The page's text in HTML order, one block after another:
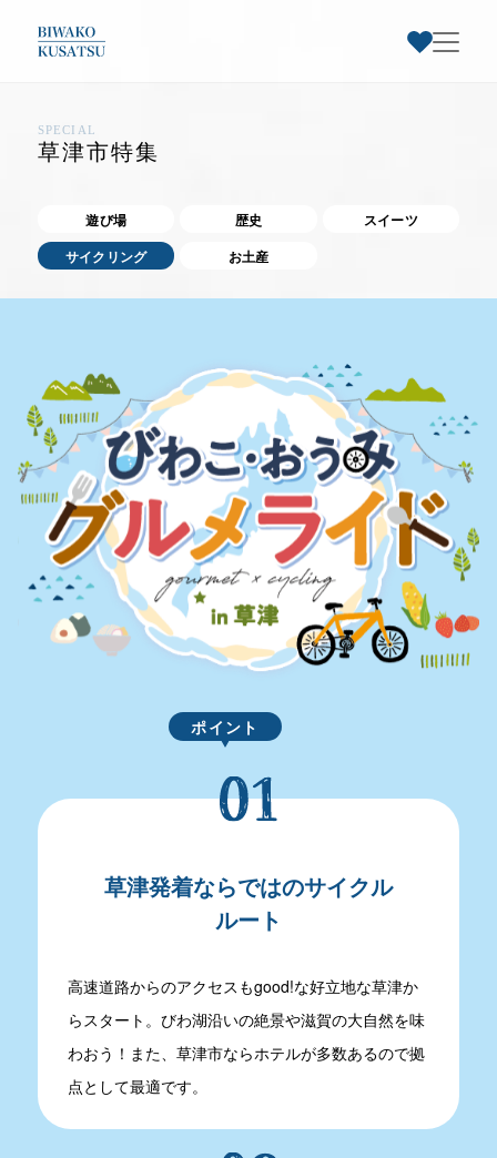
SPECIAL
草津市特集
遊び場 歴史
スイーツ
サイクリング
お土産
ポイント
草津発着ならではのサイクル
ルート
高速道路からのアクセスもgood!な好立地な草津か
らスタート。びわ湖沿いの絶景や滋賀の大自然を味
わおう！また、草津市ならホテルが多数あるので拠
点として最適です。
お気に入りスポット一覧
お気に入りのスポットを登録すると、
いつでもこの画面でチェックできます。
草津市早わかり
スポット情報
お知らせ・イベント
アクセス
デジタルパンフレット
MICE特設サイト
Language(Sightseeing)
事業者の皆さま(会員・旅行会社など)へ